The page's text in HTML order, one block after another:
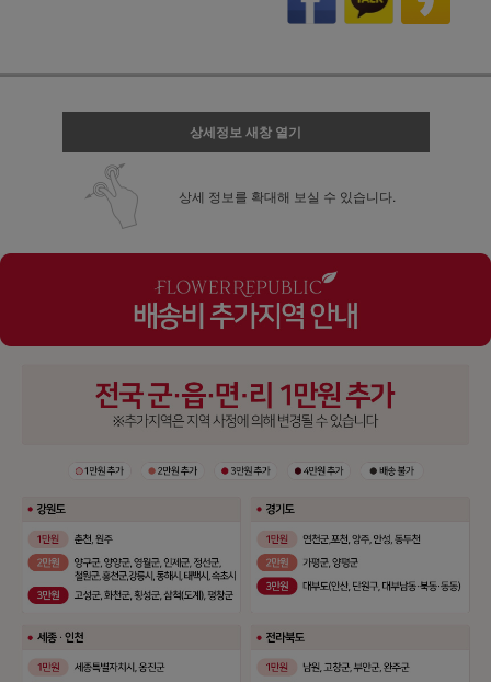
상세정보 새창 열기
상세 정보를 확대해 보실 수 있습니다.